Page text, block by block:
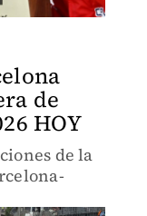
de
HOY
de la